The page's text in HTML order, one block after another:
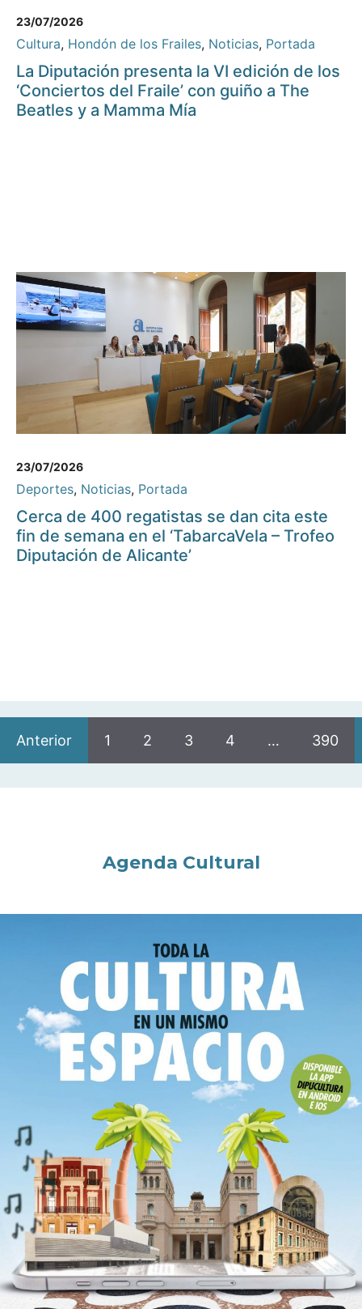
23/07/2026
Cultura, Hondón de los Frailes, Noticias, Portada
La Diputación presenta la VI edición de los
‘Conciertos del Fraile’ con guiño a The
Beatles y a Mamma Mía
23/07/2026
Deportes, Noticias, Portada
Cerca de 400 regatistas se dan cita este
fin de semana en el ‘TabarcaVela – Trofeo
Diputación de Alicante’
Anterior 1 2 3 4 … 390
Agenda Cultural